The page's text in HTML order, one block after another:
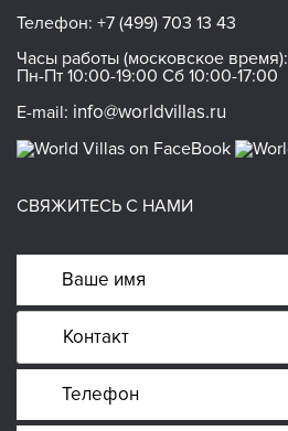
Телефон: +7 (499) 703 13 43
Часы работы (московское время):
Пн-Пт 10:00-19:00 Сб 10:00-17:00
E-mail: info@worldvillas.ru
СВЯЖИТЕСЬ С НАМИ